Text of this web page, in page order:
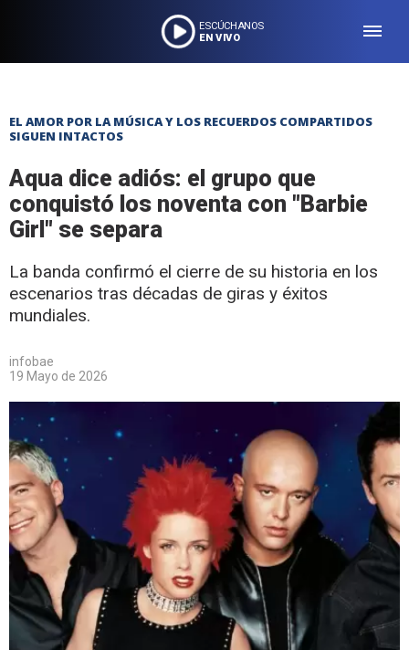
ESCÚCHANOS
EN VIVO
EL AMOR POR LA MÚSICA Y LOS RECUERDOS COMPARTIDOS
SIGUEN INTACTOS
Aqua dice adiós: el grupo que
conquistó los noventa con "Barbie
Girl" se separa
La banda confirmó el cierre de su historia en los
escenarios tras décadas de giras y éxitos
mundiales.
infobae
19 Mayo de 2026